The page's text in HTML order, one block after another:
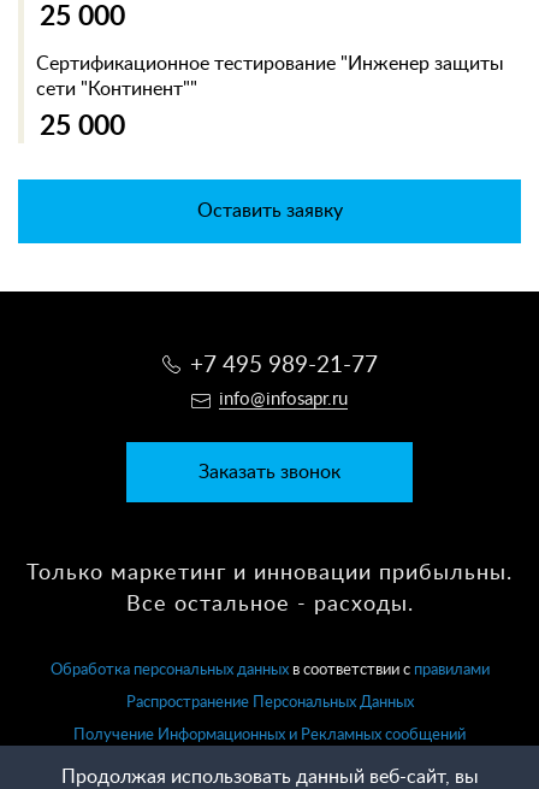
25 000
Сертификационное тестирование "Инженер защиты
сети "Континент""
25 000
Оставить заявку
+7 495 989-21-77
info@infosapr.ru
Заказать звонок
Только маркетинг и инновации прибыльны.
Все остальное - расходы.
Обработка персональных данныхв соответствии с правилами
Распространение Персональных Данных
Получение Информационных и Рекламных сообщений
Продолжая использовать данный веб-сайт, вы